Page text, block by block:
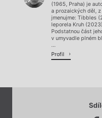
(1965, Praha) je
a prozaických děl,
jmenujme: Tibbles
leporela Kruh
Podstatnou část
v umyvadle plném
...
Profil